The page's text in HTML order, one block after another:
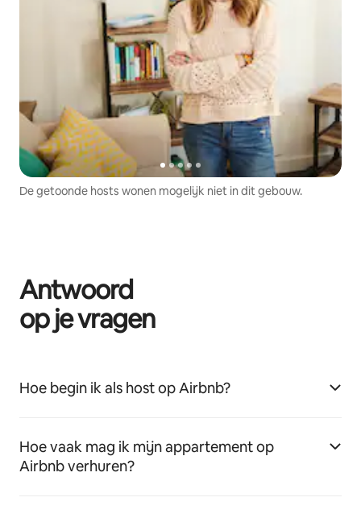
De getoonde hosts wonen mogelijk niet in dit gebouw.
Antwoord
op je vragen
Hoe begin ik als host op Airbnb?
Hoe vaak mag ik mijn appartement op
Airbnb verhuren?